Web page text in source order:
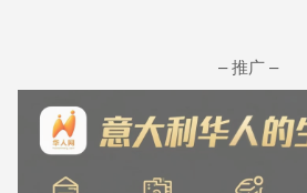
– 推广 –